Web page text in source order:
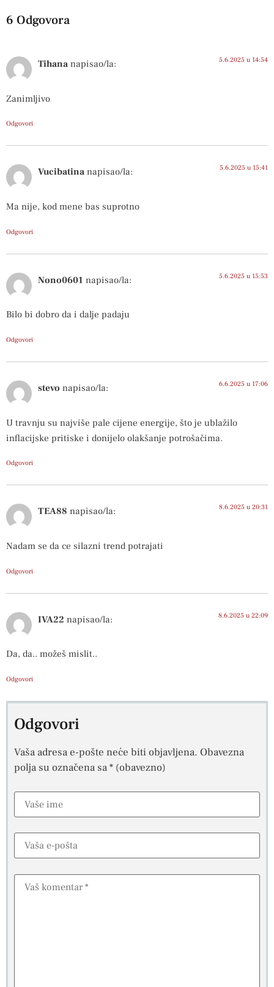
6 Odgovora
Tihana napisao/la: 5.6.2025 u 14:54
Zanimljivo
Odgovori
Vucibatina napisao/la: 5.6.2025 u 15:41
Ma nije, kod mene bas suprotno
Odgovori
Nono0601 napisao/la: 5.6.2025 u 15:53
Bilo bi dobro da i dalje padaju
Odgovori
stevo napisao/la: 6.6.2025 u 17:06
U travnju su najviše pale cijene energije, što je ublažilo
inflacijske pritiske i donijelo olakšanje potrošačima.
Odgovori
TEA88 napisao/la: 8.6.2025 u 20:31
Nadam se da ce silazni trend potrajati
Odgovori
IVA22 napisao/la: 8.6.2025 u 22:09
Da, da.. možeš mislit..
Odgovori
Odgovori
Vaša adresa e-pošte neće biti objavljena. Obavezna
polja su označena sa* (obavezno)